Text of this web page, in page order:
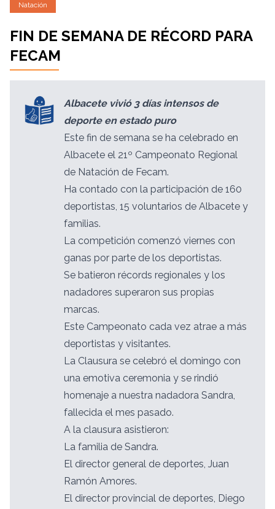
Natación
FIN DE SEMANA DE RÉCORD PARA
FECAM
Albacete vivió 3 días intensos de
deporte en estado puro
Este fin de semana se ha celebrado en
Albacete el 21º Campeonato Regional
de Natación de Fecam.
Ha contado con la participación de 160
deportistas, 15 voluntarios de Albacete y
familias.
La competición comenzó viernes con
ganas por parte de los deportistas.
Se batieron récords regionales y los
nadadores superaron sus propias
marcas.
Este Campeonato cada vez atrae a más
deportistas y visitantes.
La Clausura se celebró el domingo con
una emotiva ceremonia y se rindió
homenaje a nuestra nadadora Sandra,
fallecida el mes pasado.
A la clausura asistieron:
La familia de Sandra.
El director general de deportes, Juan
Ramón Amores.
El director provincial de deportes, Diego